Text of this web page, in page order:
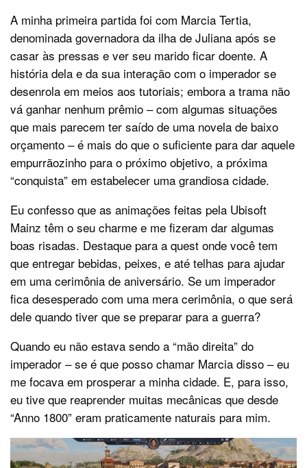
A minha primeira partida foi com Marcia Tertia,
denominada governadora da ilha de Juliana após se
casar às pressas e ver seu marido ficar doente. A
história dela e da sua interação com o imperador se
desenrola em meios aos tutoriais; embora a trama não
vá ganhar nenhum prêmio – com algumas situações
que mais parecem ter saído de uma novela de baixo
orçamento – é mais do que o suficiente para dar aquele
empurrãozinho para o próximo objetivo, a próxima
“conquista” em estabelecer uma grandiosa cidade.
Eu confesso que as animações feitas pela Ubisoft
Mainz têm o seu charme e me fizeram dar algumas
boas risadas. Destaque para a quest onde você tem
que entregar bebidas, peixes, e até telhas para ajudar
em uma cerimônia de aniversário. Se um imperador
fica desesperado com uma mera cerimônia, o que será
dele quando tiver que se preparar para a guerra?
Quando eu não estava sendo a “mão direita” do
imperador – se é que posso chamar Marcia disso – eu
me focava em prosperar a minha cidade. E, para isso,
eu tive que reaprender muitas mecânicas que desde
“Anno 1800” eram praticamente naturais para mim.